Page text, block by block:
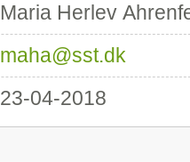
Maria Herlev
maha@sst.dk
23-04-2018